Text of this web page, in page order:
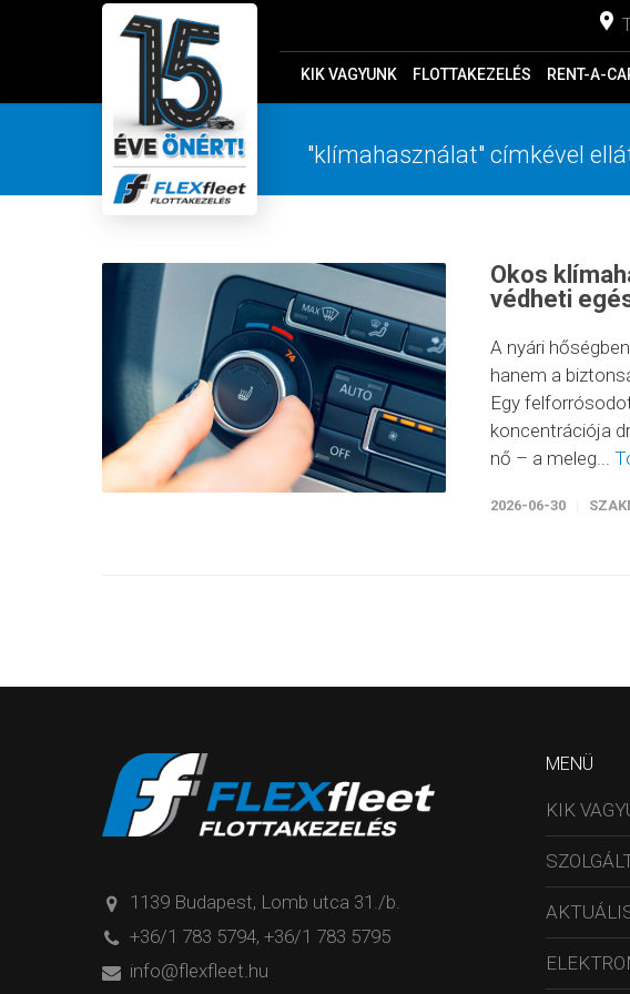
KIK VAGYUNK FLOTTAKEZELÉS RENT-A-
"klímahasználat" címkével
Okos
védheti
A nyári
hanem a
Egy
koncentrációja
nő – a meleg...
2026-06-30
1139 Budapest, Lomb utca 31./b.
+36/1 783 5794, +36/1 783 5795
info@flexfleet.hu
MENÜ
KIK